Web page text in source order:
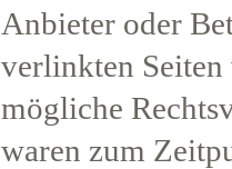
Anbieter oder
verlinkten
mögliche
waren zum